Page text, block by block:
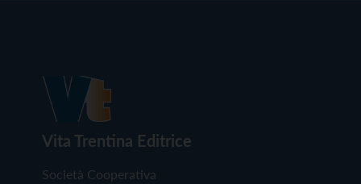
Vita Trentina Editrice
Società Cooperativa